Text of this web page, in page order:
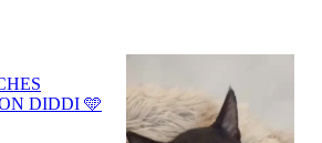
DIDDI 🩵